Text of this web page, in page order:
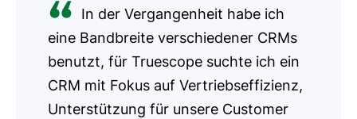
In der Vergangenheit habe ich
eine Bandbreite verschiedener CRMs
benutzt, für Truescope suchte ich ein
CRM mit Fokus auf Vertriebseffizienz,
Unterstützung für unsere Customer